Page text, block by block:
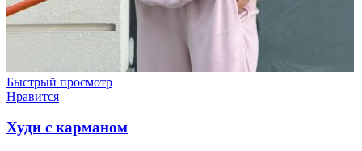
Быстрый просмотр
Нравится
Худи с карманом